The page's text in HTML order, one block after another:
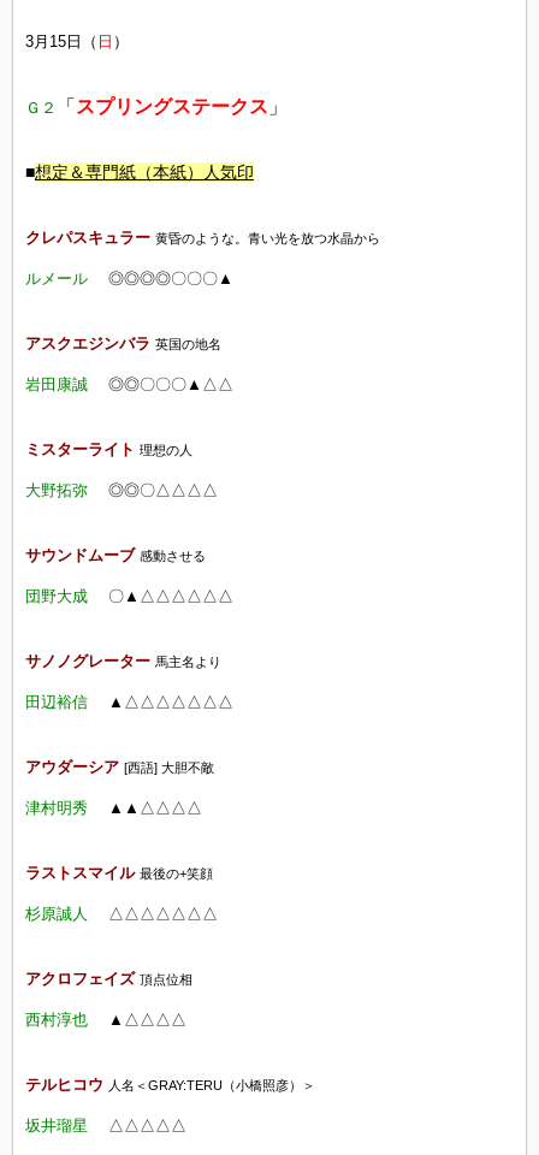
3月15日（ 日 ）
Ｇ２ 「 スプリングステークス 」
■想定 ＆専門紙（本紙）人気印
クレパスキュラー 黄昏のような。青い光を放つ水晶から
ルメール ◎◎◎◎〇〇〇▲
アスクエジンバラ 英国の地名
岩田康誠 ◎◎〇〇〇▲△△
ミスターライト 理想の人
大野拓弥 ◎◎〇△△ △△
サウンドムーブ 感動させる
団野大成 〇▲△△△△△△
サノノグレーター 馬主名より
田辺裕信 ▲△△△△△△△
アウダーシア [西語] 大胆不敵
津村明秀 ▲▲△△△△
ラストスマイル 最後の+笑顔
杉原誠人 △△ △△ △△ △
アクロフェイズ 頂点位相
西村淳也 ▲△△△△
テルヒコウ 人名＜GRAY:TERU（小橋照彦）＞
坂井瑠星 △△ △△ △